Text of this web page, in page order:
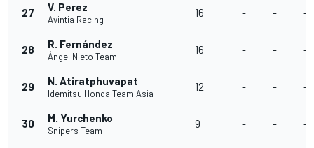
27 V. Perez
Avintia Racing
16 - - -
28 R. Fernández
Ángel Nieto Team
16 - - -
29 N. Atiratphuvapat
Idemitsu Honda Team Asia
12 - - -
30 M. Yurchenko
Snipers Team
9 - - -